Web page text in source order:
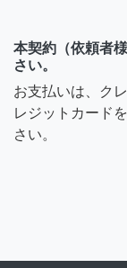
本契約（依頼者
さい。
お支払いは、ク
レジットカード
さい。